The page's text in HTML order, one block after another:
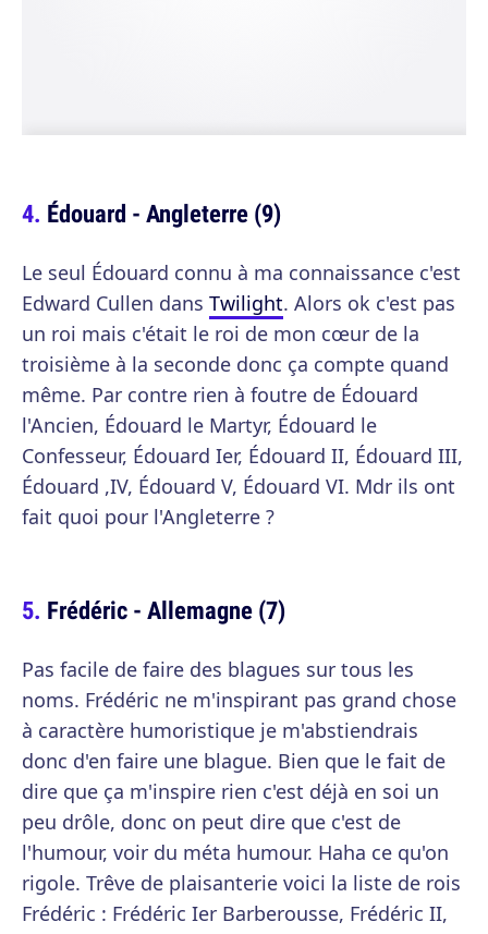
Édouard - Angleterre (9)
Le seul Édouard connu à ma connaissance c'est
Edward Cullen dans Twilight. Alors ok c'est pas
un roi mais c'était le roi de mon cœur de la
troisième à la seconde donc ça compte quand
même. Par contre rien à foutre de Édouard
l'Ancien, Édouard le Martyr, Édouard le
Confesseur, Édouard Ier, Édouard II, Édouard III,
Édouard ,IV, Édouard V, Édouard VI. Mdr ils ont
fait quoi pour l'Angleterre ?
Frédéric - Allemagne (7)
Pas facile de faire des blagues sur tous les
noms. Frédéric ne m'inspirant pas grand chose
à caractère humoristique je m'abstiendrais
donc d'en faire une blague. Bien que le fait de
dire que ça m'inspire rien c'est déjà en soi un
peu drôle, donc on peut dire que c'est de
l'humour, voir du méta humour. Haha ce qu'on
rigole. Trêve de plaisanterie voici la liste de rois
Frédéric : Frédéric Ier Barberousse, Frédéric II,